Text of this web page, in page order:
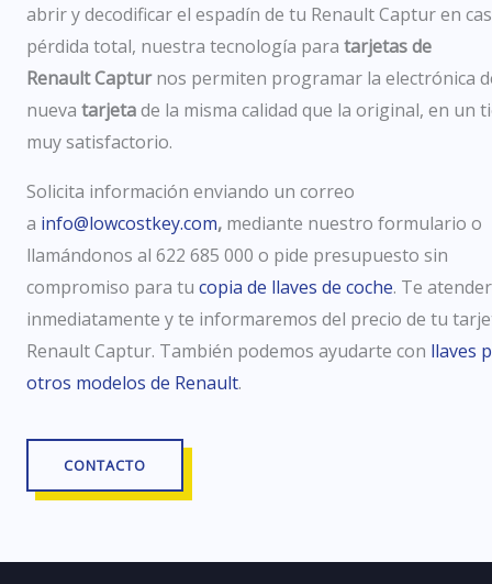
abrir y decodificar el espadín de tu Renault Captur en
pérdida total, nuestra tecnología para tarjetas de
RenaultCapturnos permiten programar la electrónica
nueva tarjetade la misma calidad que la original, en un
muy satisfactorio.
Solicita información enviando un correo
a info@lowcostkey.com, mediante nuestro formulario o
llamándonos al 622 685 000 o pide presupuesto sin
compromiso para tu copia de llaves de coche. Te
inmediatamente y te informaremos del precio de tu
Renault Captur. También podemos ayudarte con llaves
otros modelos de Renault.
CONTACTO